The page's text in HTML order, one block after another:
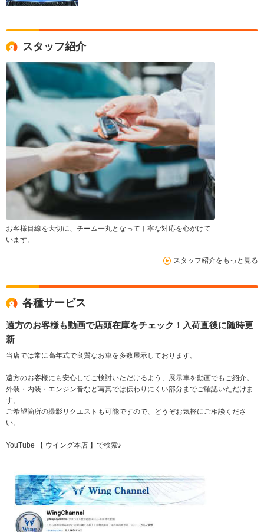
スタッフ紹介
お客様目線を大切に、チーム一丸となって丁寧な対応を心がけて
います。
スタッフ紹介をもっと見る
各種サービス
遠方のお客様も動画で店頭在庫をチェック！入荷直後に随時更
新
当店では常に高年式で良質なお車を多数展示しております。
遠方のお客様にも安心してご検討いただけるよう、展示車を動画でもご紹介。
外装・内装・エンジン音など写真では伝わりにくい部分までご確認いただけま
す。
ご希望箇所の撮影リクエストも可能ですので、どうぞお気軽にご相談くださ
い。
YouTube 【 ウイング本店 】で検索♪